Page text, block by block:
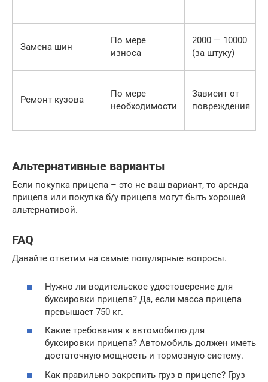
Замена шин
По мере
износа
2000 — 10000
(за штуку)
Ремонт кузова
По мере
необходимости
Зависит от
повреждения
Альтернативные варианты
Если покупка прицепа – это не ваш вариант, то аренда
прицепа или покупка б/у прицепа могут быть хорошей
альтернативой.
FAQ
Давайте ответим на самые популярные вопросы.
Нужно ли водительское удостоверение для
буксировки прицепа? Да, если масса прицепа
превышает 750 кг.
Какие требования к автомобилю для
буксировки прицепа? Автомобиль должен иметь
достаточную мощность и тормозную систему.
Как правильно закрепить груз в прицепе? Груз